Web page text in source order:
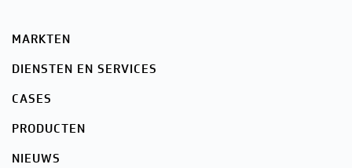
MARKTEN
DIENSTEN EN SERVICES
CASES
PRODUCTEN
NIEUWS